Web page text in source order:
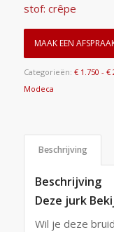
stof: crêpe
MAAK EEN
Categorieën: € 1.750 - €
Modeca
Beschrijving
Beschrijving
Deze jurk
Wil je deze